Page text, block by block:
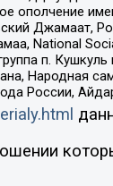
ополчение
Джамаат,
National
п.
Народная
России,